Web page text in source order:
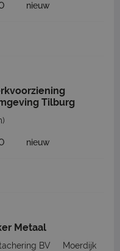
nieuw
Tilburg
nieuw
Metaal
BV
Moerdijk